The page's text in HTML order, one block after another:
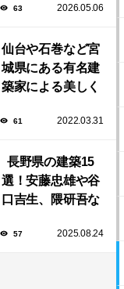
「安曇川の家」
63 2026.05.06
仙台や石巻など宮
城県にある有名建
築家による美しく
品13選
61 2022.03.31
長野県の建築15
選！安藤忠雄や谷
口吉生、隈研吾な
る豊かな自然と調
57 2025.08.24